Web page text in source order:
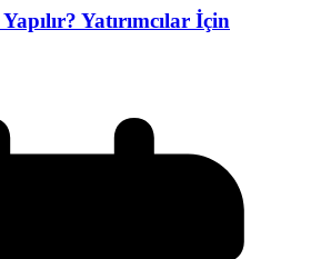
Yatırımcılar İçin